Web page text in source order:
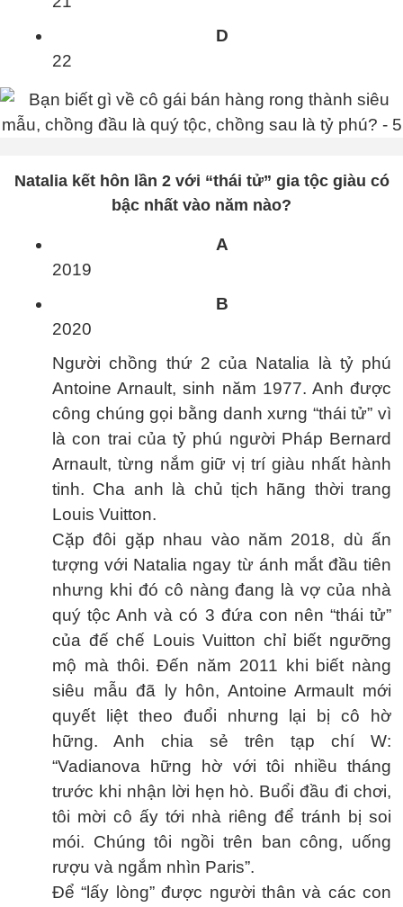
D
22
Natalia kết hôn lần 2 với “thái tử” gia tộc giàu có
bậc nhất vào năm nào?
A
2019
B
2020
Người chồng thứ 2 của Natalia là tỷ phú
Antoine Arnault, sinh năm 1977. Anh được
công chúng gọi bằng danh xưng “thái tử” vì
là con trai của tỷ phú người Pháp Bernard
Arnault, từng nắm giữ vị trí giàu nhất hành
tinh. Cha anh là chủ tịch hãng thời trang
Louis Vuitton.
Cặp đôi gặp nhau vào năm 2018, dù ấn
tượng với Natalia ngay từ ánh mắt đầu tiên
nhưng khi đó cô nàng đang là vợ của nhà
quý tộc Anh và có 3 đứa con nên “thái tử”
của đế chế Louis Vuitton chỉ biết ngưỡng
mộ mà thôi. Đến năm 2011 khi biết nàng
siêu mẫu đã ly hôn, Antoine Armault mới
quyết liệt theo đuổi nhưng lại bị cô hờ
hững. Anh chia sẻ trên tạp chí W:
“Vadianova hững hờ với tôi nhiều tháng
trước khi nhận lời hẹn hò. Buổi đầu đi chơi,
tôi mời cô ấy tới nhà riêng để tránh bị soi
mói. Chúng tôi ngồi trên ban công, uống
rượu và ngắm nhìn Paris”.
Để “lấy lòng” được người thân và các con